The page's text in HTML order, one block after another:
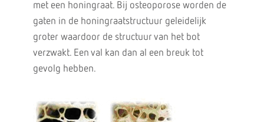
met een honingraat. Bij osteoporose worden de
gaten in de honingraatstructuur geleidelijk
groter waardoor de structuur van het bot
verzwakt. Een val kan dan al een breuk tot
gevolg hebben.